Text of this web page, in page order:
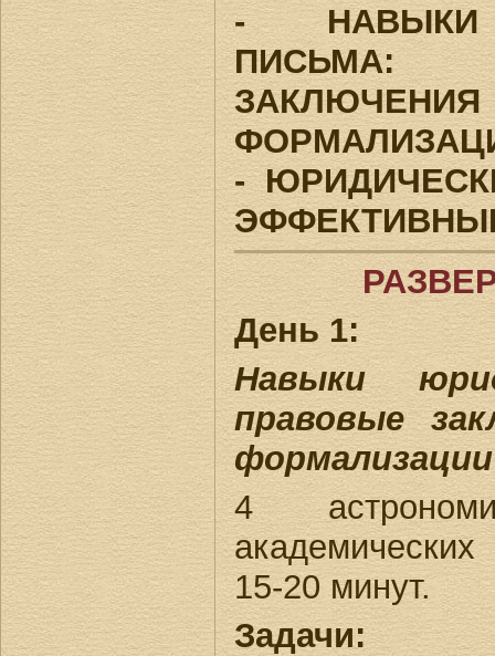
- НАВЫКИ
-
День 1:
Навыки
правовые
4
15-20 минут.
Задачи: